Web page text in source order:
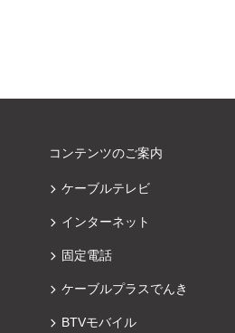
コンテンツのご案内
ケーブルテレビ
インターネット
固定電話
ケーブルプラスでんき
BTVモバイル